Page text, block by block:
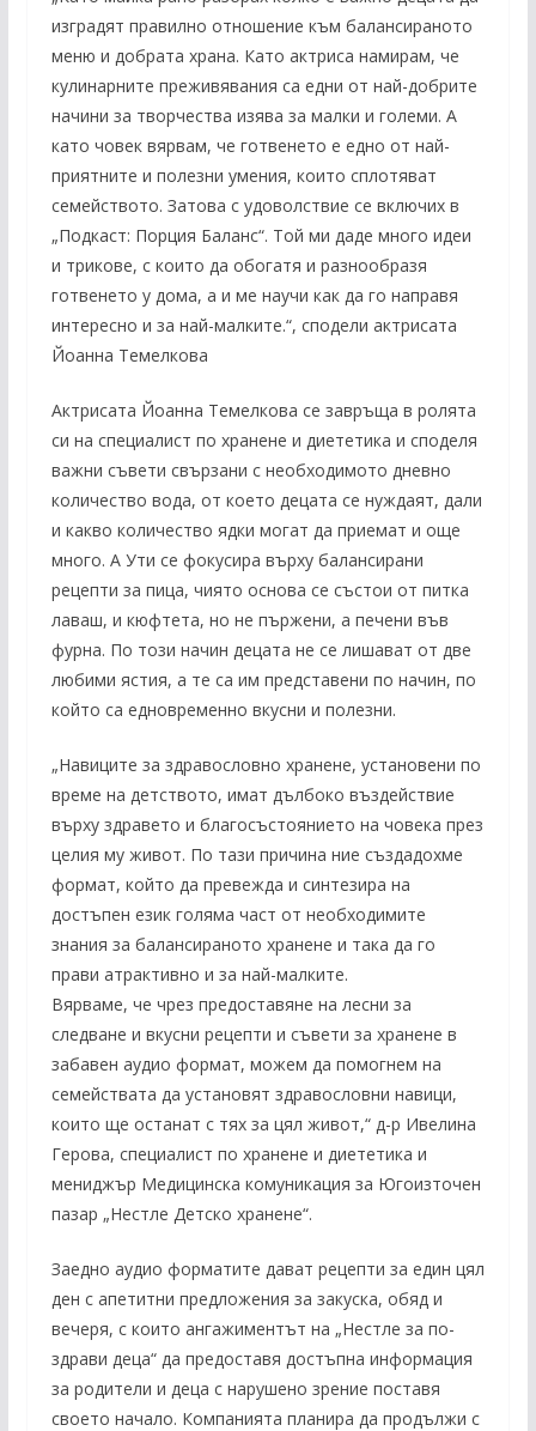
изградят правилно отношение към балансираното
меню и добрата храна. Като актриса намирам, че
кулинарните преживявания са едни от най-добрите
начини за творчества изява за малки и големи. А
като човек вярвам, че готвенето е едно от най-
приятните и полезни умения, които сплотяват
семейството. Затова с удоволствие се включих в
„Подкаст: Порция Баланс“. Той ми даде много идеи
и трикове, с които да обогатя и разнообразя
готвенето у дома, а и ме научи как да го направя
интересно и за най-малките.“, сподели актрисата
Йоанна Темелкова
Актрисата Йоанна Темелкова се завръща в ролята
си на специалист по хранене и диететика и споделя
важни съвети свързани с необходимото дневно
количество вода, от което децата се нуждаят, дали
и какво количество ядки могат да приемат и още
много. А Ути се фокусира върху балансирани
рецепти за пица, чиято основа се състои от питка
лаваш, и кюфтета, но не пържени, а печени във
фурна. По този начин децата не се лишават от две
любими ястия, а те са им представени по начин, по
който са едновременно вкусни и полезни.
„Навиците за здравословно хранене, установени по
време на детството, имат дълбоко въздействие
върху здравето и благосъстоянието на човека през
целия му живот. По тази причина ние създадохме
формат, който да превежда и синтезира на
достъпен език голяма част от необходимите
знания за балансираното хранене и така да го
прави атрактивно и за най-малките.
Вярваме, че чрез предоставяне на лесни за
следване и вкусни рецепти и съвети за хранене в
забавен аудио формат, можем да помогнем на
семействата да установят здравословни навици,
които ще останат с тях за цял живот,“ д-р Ивелина
Герова, специалист по хранене и диететика и
мениджър Медицинска комуникация за Югоизточен
пазар „Нестле Детско хранене“.
Заедно аудио форматите дават рецепти за един цял
ден с апетитни предложения за закуска, обяд и
вечеря, с които ангажиментът на „Нестле за по-
здрави деца“ да предоставя достъпна информация
за родители и деца с нарушено зрение поставя
своето начало. Компанията планира да продължи с